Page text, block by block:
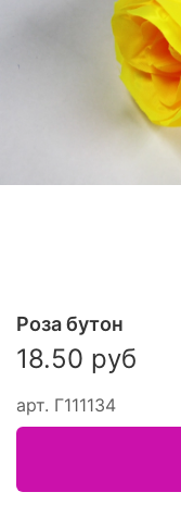
арт. Г111134
Роза бутон
18.50 руб